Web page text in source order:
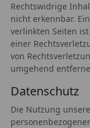
Rechtswidrige
nicht erkennbar.
verlinkten Seiten
einer
von
umgehend
Datenschutz
Die Nutzung